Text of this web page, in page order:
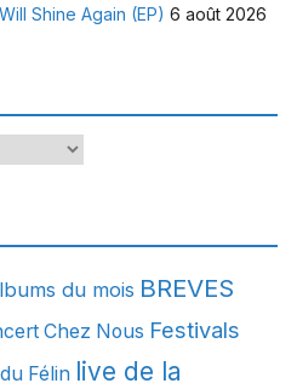
Shine Again (EP) 6 août 2026
du mois BREVES
Chez Nous Festivals
Félin live de la